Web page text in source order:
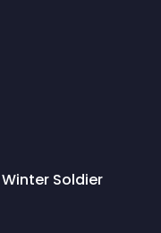
Soldier